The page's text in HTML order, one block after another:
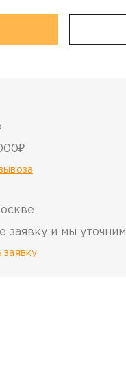
заявку и мы уточним
заявку